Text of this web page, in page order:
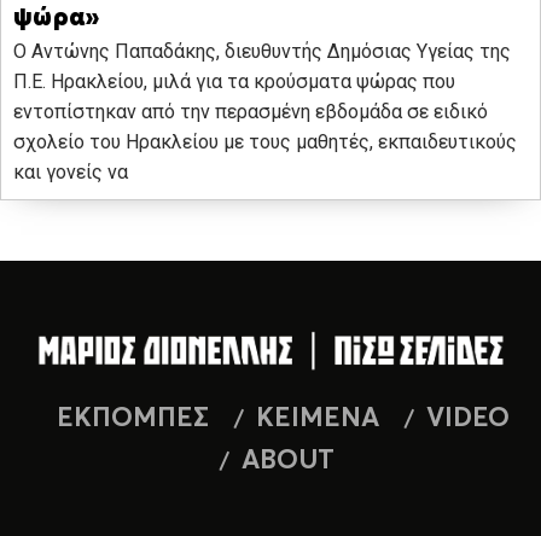
ψώρα»
Ο Αντώνης Παπαδάκης, διευθυντής Δημόσιας Υγείας της
Π.Ε. Ηρακλείου, μιλά για τα κρούσματα ψώρας που
εντοπίστηκαν από την περασμένη εβδομάδα σε ειδικό
σχολείο του Ηρακλείου με τους μαθητές, εκπαιδευτικούς
και γονείς να
ΕΚΠΟΜΠΕΣ ΚΕΙΜΕΝΑ
VIDEO
ABOUT